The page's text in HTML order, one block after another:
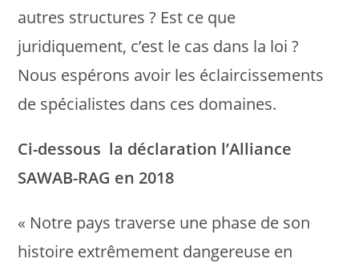
autres structures ? Est ce que
juridiquement, c’est le cas dans la loi ?
Nous espérons avoir les éclaircissements
de spécialistes dans ces domaines.
Ci-dessous la déclaration l’Alliance
SAWAB-RAG en 2018
« Notre pays traverse une phase de son
histoire extrêmement dangereuse en